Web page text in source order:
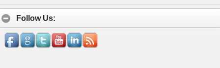
Follow Us: